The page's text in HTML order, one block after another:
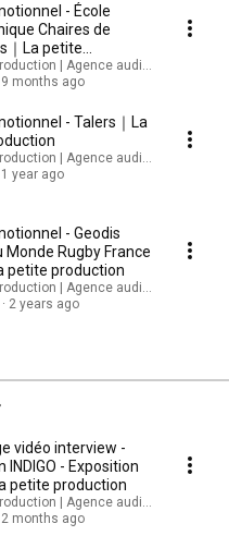
- École
Chaires de
｜La petite
| Agence audiovisuelle
9 months ago
- Talers｜La
| Agence audiovisuelle
1 year ago
- Geodis
Monde Rugby France
petite production
| Agence audiovisuelle
2 years ago
vidéo interview -
INDIGO - Exposition
petite production
| Agence audiovisuelle
2 months ago